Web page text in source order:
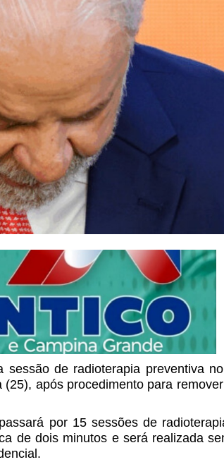
de radioterapia preventiva
após procedimento para
por 15 sessões de
de dois minutos e será realizada